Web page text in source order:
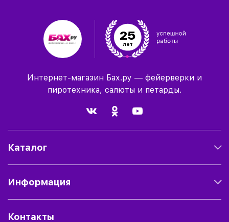
25
лет
Интернет-магазин Бах.ру — фейерверки и
пиротехника, салюты и петарды.
Каталог
Информация
Контакты